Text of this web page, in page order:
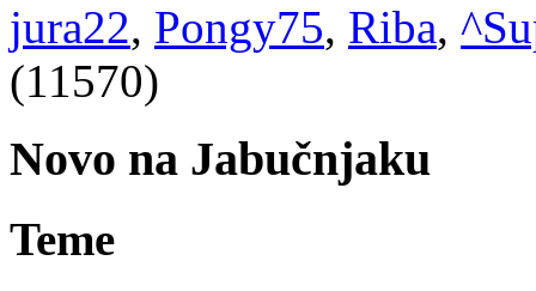
jura22, Pongy75, Riba,
(11570)
Novo na Jabučnjaku
Teme